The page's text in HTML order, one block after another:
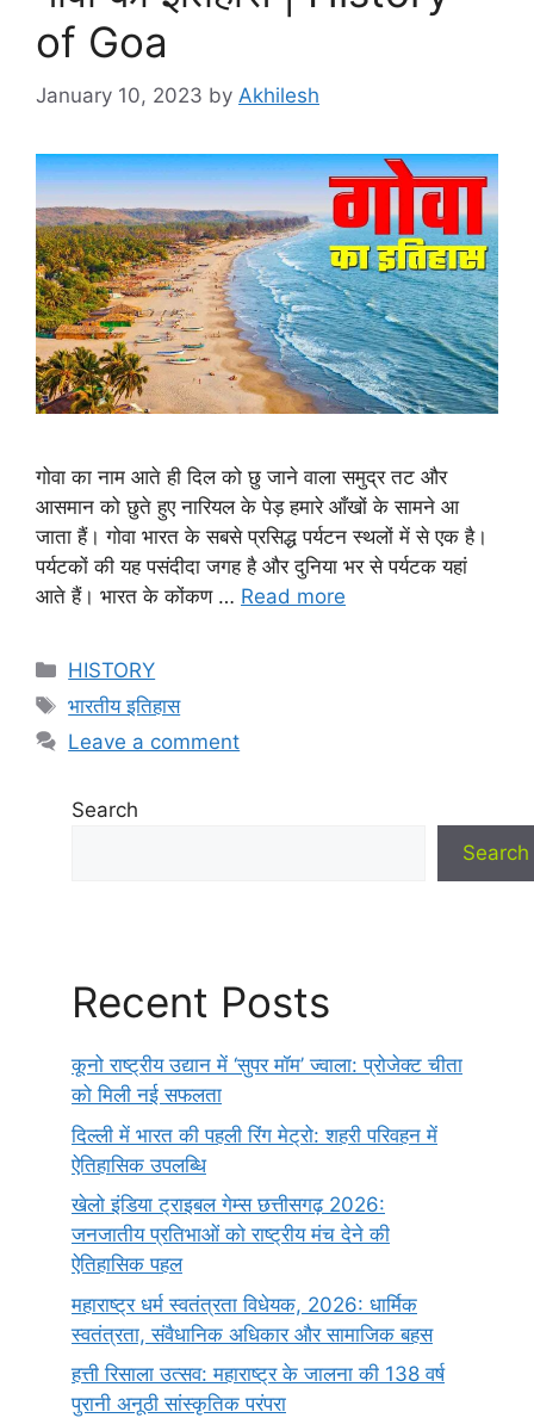
of Goa
January 10, 2023 by Akhilesh
गोवा का नाम आते ही दिल को छु जाने वाला समुद्र तट और
आसमान को छुते हुए नारियल के पेड़ हमारे आँखों के सामने आ
जाता हैं। गोवा भारत के सबसे प्रसिद्ध पर्यटन स्थलों में से एक है।
पर्यटकों की यह पसंदीदा जगह है और दुनिया भर से पर्यटक यहां
आते हैं। भारत के कोंकण … Read more
Categories
HISTORY
Tags
भारतीय इतिहास
Leave a comment
Search
Search
Recent Posts
कूनो राष्ट्रीय उद्यान में ‘सुपर मॉम’ ज्वाला: प्रोजेक्ट चीता
को मिली नई सफलता
दिल्ली में भारत की पहली रिंग मेट्रो: शहरी परिवहन में
ऐतिहासिक उपलब्धि
खेलो इंडिया ट्राइबल गेम्स छत्तीसगढ़ 2026:
जनजातीय प्रतिभाओं को राष्ट्रीय मंच देने की
ऐतिहासिक पहल
महाराष्ट्र धर्म स्वतंत्रता विधेयक, 2026: धार्मिक
स्वतंत्रता, संवैधानिक अधिकार और सामाजिक बहस
हत्ती रिसाला उत्सव: महाराष्ट्र के जालना की 138 वर्ष
पुरानी अनूठी सांस्कृतिक परंपरा